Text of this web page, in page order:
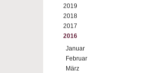
2019
2018
2017
2016
Januar
Februar
März